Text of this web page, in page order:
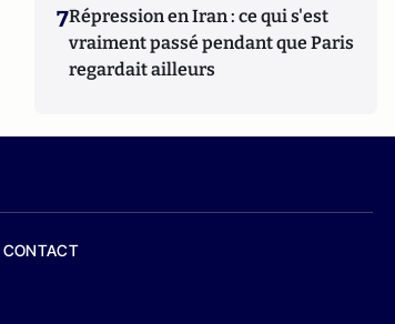
7Répression en Iran : ce qui s'est
vraiment passé pendant que Paris
regardait ailleurs
CONTACT